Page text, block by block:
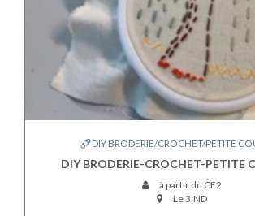
DIY BRODERIE/CROCHET/PETITE
DIY BRODERIE-CROCHET-PETITE
à partir du CE2
Le 3.ND